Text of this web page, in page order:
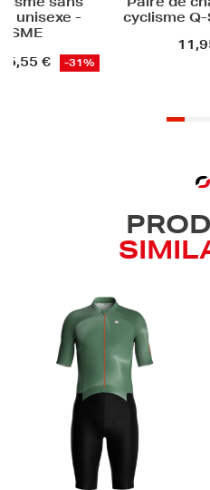
SKIN Logo